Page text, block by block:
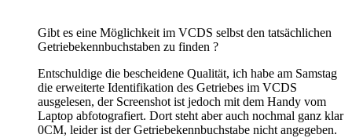
Gibt es eine Möglichkeit im VCDS selbst den tatsächlichen
Getriebekennbuchstaben zu finden ?
Entschuldige die bescheidene Qualität, ich habe am Samstag
die erweiterte Identifikation des Getriebes im VCDS
ausgelesen, der Screenshot ist jedoch mit dem Handy vom
Laptop abfotografiert. Dort steht aber auch nochmal ganz klar
0CM, leider ist der Getriebekennbuchstabe nicht angegeben.